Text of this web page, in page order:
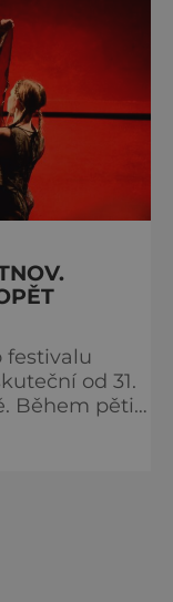
festivalu
od 31.
Během pěti
Diváci